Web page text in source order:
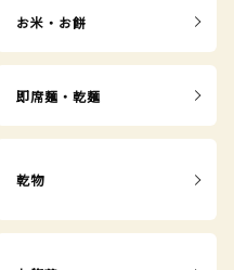
お米・お餅
即席麺・乾麺
乾物